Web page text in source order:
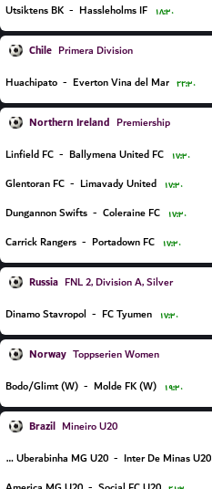
Utsiktens BK - Hassleholms IF ۱۸:۳۰
Chile Primera Division
Huachipato - Everton Vina del Mar ۲۲:۳۰
Northern Ireland Premiership
Linfield FC - Ballymena United FC ۱۷:۳۰
Glentoran FC - Limavady United ۱۷:۳۰
Dungannon Swifts - Coleraine FC ۱۷:۳۰
Carrick Rangers - Portadown FC ۱۷:۳۰
Russia FNL 2, Division A, Silver
Dinamo Stavropol - FC Tyumen ۱۷:۳۰
Norway Toppserien Women
Bodo/Glimt (W) - Molde FK (W) ۱۹:۳۰
Brazil Mineiro U20
AE Uberabinha MG U20 - Inter De Minas U20